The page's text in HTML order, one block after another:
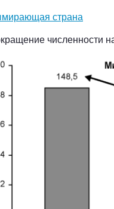
страна
численности